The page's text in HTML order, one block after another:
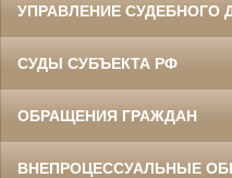
УПРАВЛЕНИЕ СУДЕБНОГО
СУДЫ СУБЪЕКТА РФ
ОБРАЩЕНИЯ ГРАЖДАН
ВНЕПРОЦЕССУАЛЬНЫЕ